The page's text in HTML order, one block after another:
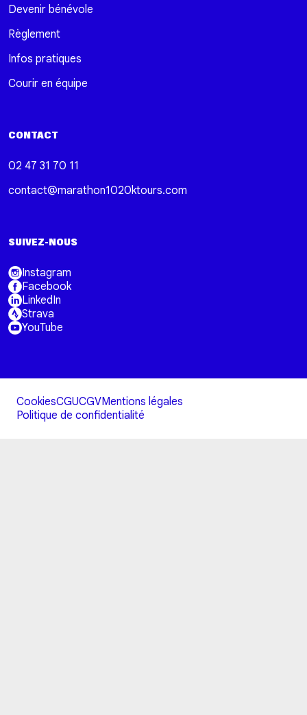
Devenir bénévole
Règlement
Infos pratiques
Courir en équipe
CONTACT
02 47 31 70 11
contact@marathon1020ktours.com
SUIVEZ-NOUS
Instagram
Facebook
LinkedIn
Strava
YouTube
CookiesCGUCGVMentions légales
Politique de confidentialité